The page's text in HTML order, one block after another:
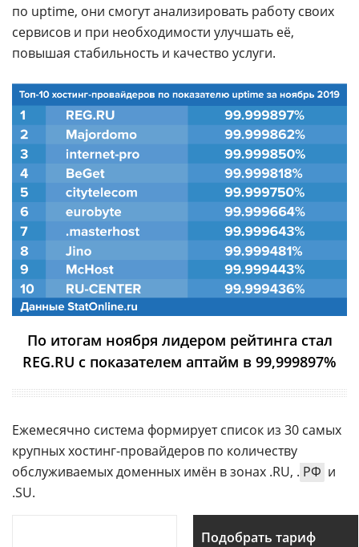
по uptime, они смогут анализировать работу своих
сервисов и при необходимости улучшать её,
повышая стабильность и качество услуги.
По итогам ноября лидером рейтинга стал
REG.RU с показателем аптайм в 99,999897%
Ежемесячно система формирует список из 30 самых
крупных хостинг-провайдеров по количеству
обслуживаемых доменных имён в зонах .RU, . РФ и
.SU.
Подобрать тариф